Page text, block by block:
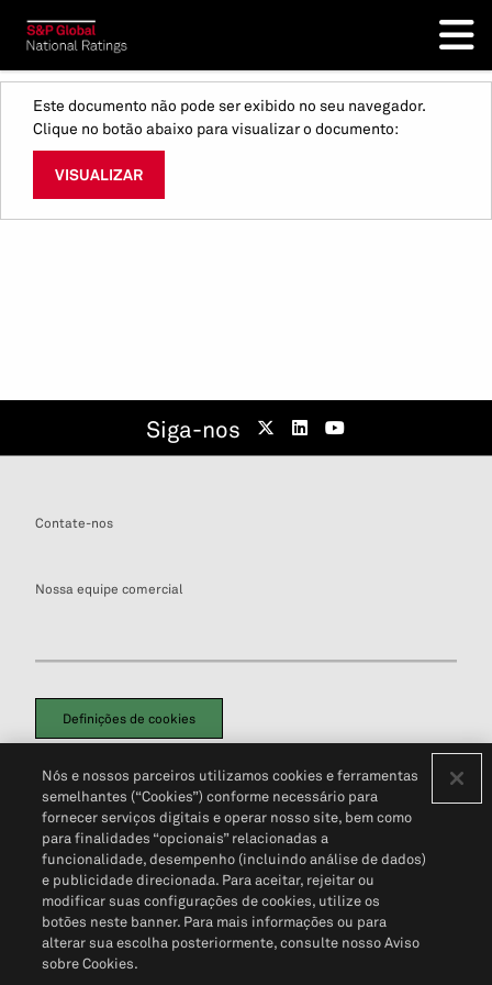
Este documento não pode ser exibido no seu navegador.
Clique no botão abaixo para visualizar o documento:
VISUALIZAR
Siga-nos
Contate-nos
Nossa equipe comercial
Definições de cookies
Política de PrivacidadePortal de privacidade do cliente (em inglês)
Não Venda Minhas Informações Pessoais© 2026 S&P Global
Nós e nossos parceiros utilizamos cookies e ferramentas
semelhantes (“Cookies”) conforme necessário para
fornecer serviços digitais e operar nosso site, bem como
para finalidades “opcionais” relacionadas a
funcionalidade, desempenho (incluindo análise de dados)
e publicidade direcionada. Para aceitar, rejeitar ou
modificar suas configurações de cookies, utilize os
botões neste banner. Para mais informações ou para
alterar sua escolha posteriormente, consulte nosso Aviso
sobre Cookies.